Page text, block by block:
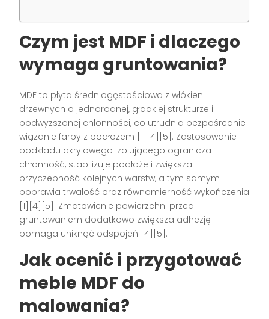
Czym jest MDF i dlaczego
wymaga gruntowania?
MDF to płyta średniogęstościowa z włókien
drzewnych o jednorodnej, gładkiej strukturze i
podwyższonej chłonności, co utrudnia bezpośrednie
wiązanie farby z podłożem [1][4][5]. Zastosowanie
podkładu akrylowego izolującego ogranicza
chłonność, stabilizuje podłoże i zwiększa
przyczepność kolejnych warstw, a tym samym
poprawia trwałość oraz równomierność wykończenia
[1][4][5]. Zmatowienie powierzchni przed
gruntowaniem dodatkowo zwiększa adhezję i
pomaga uniknąć odspojeń [4][5].
Jak ocenić i przygotować
meble MDF do
malowania?